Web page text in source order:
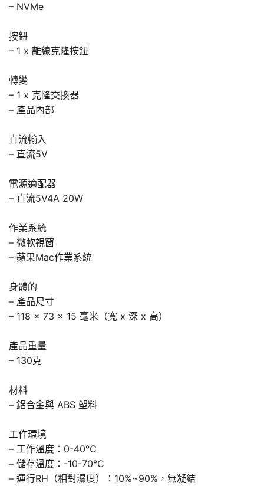
– NVMe
按鈕
– 1 x 離線克隆按鈕
轉變
– 1 x 克隆交換器
– 產品內部
直流輸入
– 直流5V
電源適配器
– 直流5V4A 20W
作業系統
– 微軟視窗
– 蘋果Mac作業系統
身體的
– 產品尺寸
– 118 x 73 x 15 毫米（寬 x 深 x 高）
產品重量
– 130克
材料
– 鋁合金與 ABS 塑料
工作環境
– 工作溫度：0-40℃
– 儲存溫度：-10-70℃
– 運行RH（相對濕度）：10%~90%，無凝結